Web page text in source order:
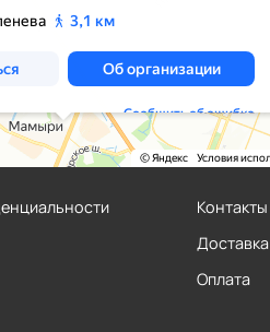
Контакты
Доставка
Оплата